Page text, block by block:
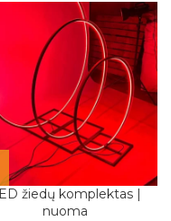
žiedų komplektas |
nuoma